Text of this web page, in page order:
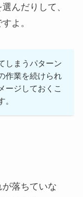
んだりして、
よ。
しまうパターン
作業を続けられ
ージしておくこ
。
落ちていな